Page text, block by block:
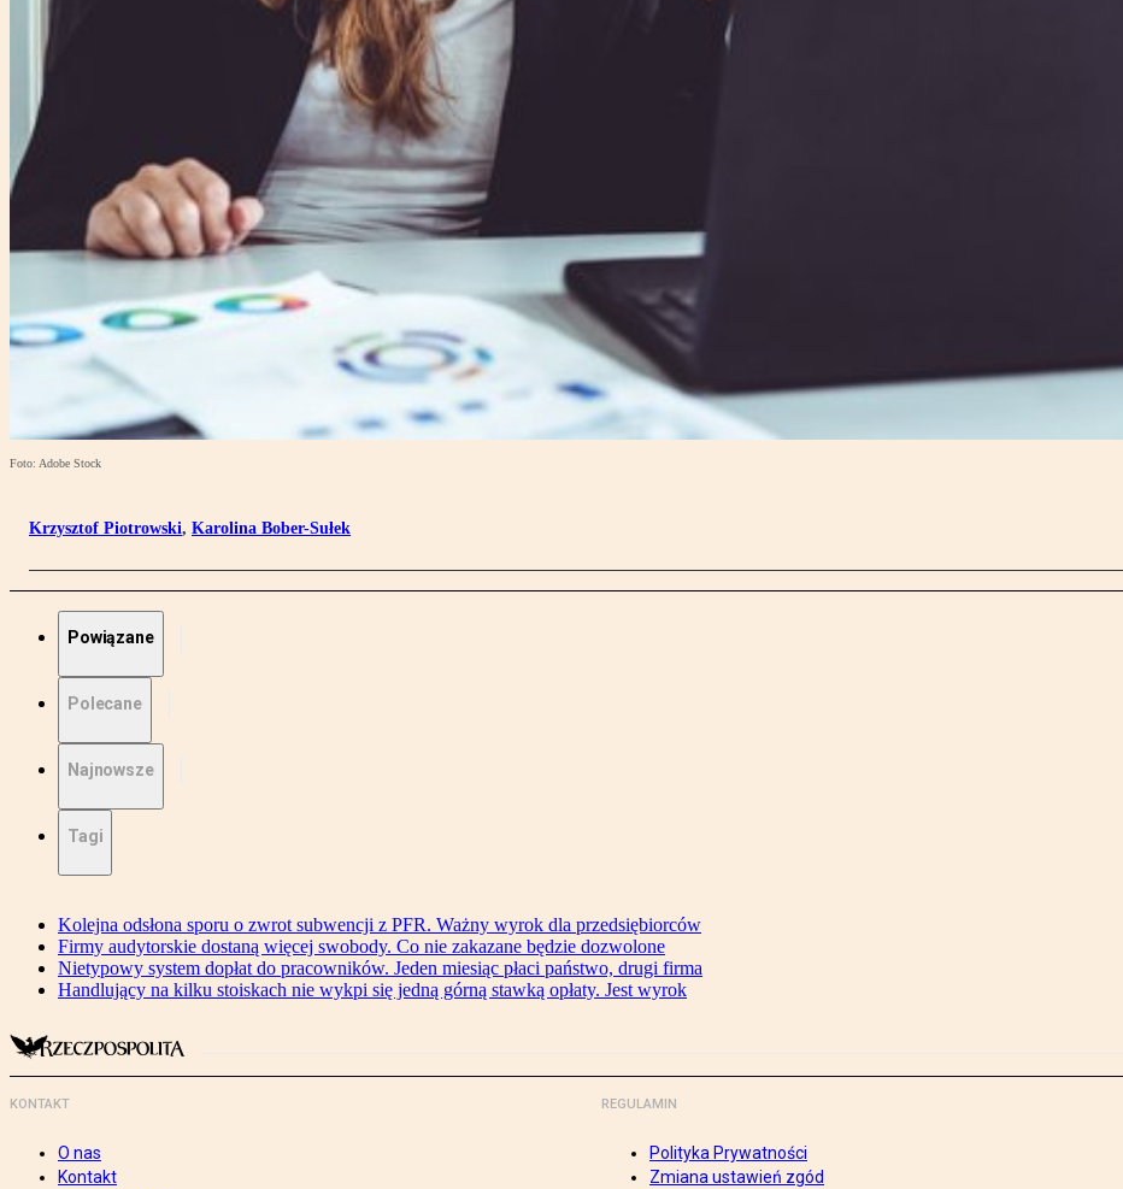
Foto: Adobe Stock
Krzysztof Piotrowski, Karolina Bober-Sułek
Powiązane
Polecane
Najnowsze
Tagi
Kolejna odsłona sporu o zwrot subwencji z PFR. Ważny wyrok dla przedsiębiorców
Firmy audytorskie dostaną więcej swobody. Co nie zakazane będzie dozwolone
Nietypowy system dopłat do pracowników. Jeden miesiąc płaci państwo, drugi firma
Handlujący na kilku stoiskach nie wykpi się jedną górną stawką opłaty. Jest wyrok
KONTAKT
O nas
Kontakt
REGULAMIN
Polityka Prywatności
Zmiana ustawień zgód